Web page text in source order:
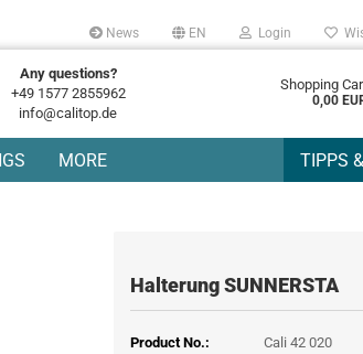
News EN Login
Any questions?
+49 1577 2855962
info@calitop.de
Shopping
0,00
TIPPS
MORE
Halterung SUNNERSTA
Product No.:
Cali 42 020